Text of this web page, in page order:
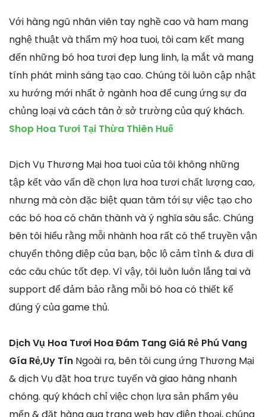
Với hàng ngũ nhân viên tay nghề cao và ham mang
nghệ thuật và thẩm mỹ hoa tuoi, tôi cam kết mang
đến những bó hoa tươi đẹp lung linh, lạ mắt và mang
tính phát minh sáng tạo cao. Chúng tôi luôn cập nhật
xu hướng mới nhất ở ngành hoa để cung ứng sự đa
chủng loại và cách tân ở sở trường của quý khách.
Shop Hoa Tươi Tại Thừa Thiên Huế
Dịch Vụ Thương Mại hoa tuoi của tôi không những
tập kết vào vấn đề chọn lựa hoa tươi chất lượng cao,
nhưng mà còn đặc biệt quan tâm tới sự việc tạo cho
các bó hoa có chân thành và ý nghĩa sâu sắc. Chúng
bên tôi hiểu rằng mỗi nhành hoa rất có thể truyền vận
chuyển thông điệp của bạn, bộc lộ cảm tình & đưa đi
các câu chúc tốt đẹp. Vì vậy, tôi luôn luôn lắng tai và
support để đảm bảo rằng mỗi bó hoa có thiết kế
đúng ý của game thủ.
Dịch Vụ Hoa Tươi Hoa Đám Tang Giá Rẻ Phú Vang
Gía Rẻ,Uy Tín Ngoài ra, bên tôi cung ứng Thương Mại
& dịch Vụ đặt hoa trực tuyến và giao hàng nhanh
chóng. quý khách chỉ việc chọn lựa sản phẩm yêu
mến & đặt hàng qua trang web hay điện thoại, chúng